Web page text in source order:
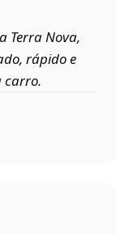
Terra Nova,
rápido e
carro.